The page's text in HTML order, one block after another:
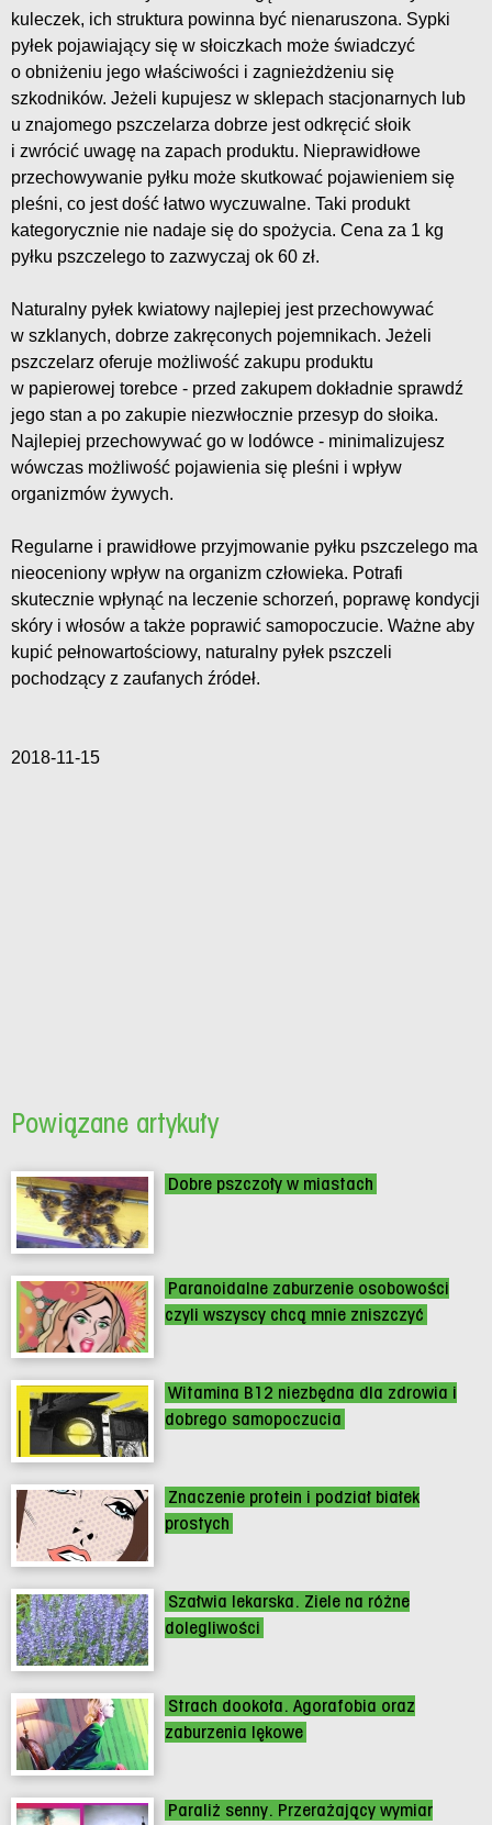
kuleczek, ich struktura powinna być nienaruszona. Sypki
pyłek pojawiający się w słoiczkach może świadczyć
o obniżeniu jego właściwości i zagnieżdżeniu się
szkodników. Jeżeli kupujesz w sklepach stacjonarnych lub
u znajomego pszczelarza dobrze jest odkręcić słoik
i zwrócić uwagę na zapach produktu. Nieprawidłowe
przechowywanie pyłku może skutkować pojawieniem się
pleśni, co jest dość łatwo wyczuwalne. Taki produkt
kategorycznie nie nadaje się do spożycia. Cena za 1 kg
pyłku pszczelego to zazwyczaj ok 60 zł.
Naturalny pyłek kwiatowy najlepiej jest przechowywać
w szklanych, dobrze zakręconych pojemnikach. Jeżeli
pszczelarz oferuje możliwość zakupu produktu
w papierowej torebce - przed zakupem dokładnie sprawdź
jego stan a po zakupie niezwłocznie przesyp do słoika.
Najlepiej przechowywać go w lodówce - minimalizujesz
wówczas możliwość pojawienia się pleśni i wpływ
organizmów żywych.
Regularne i prawidłowe przyjmowanie pyłku pszczelego ma
nieoceniony wpływ na organizm człowieka. Potrafi
skutecznie wpłynąć na leczenie schorzeń, poprawę kondycji
skóry i włosów a także poprawić samopoczucie. Ważne aby
kupić pełnowartościowy, naturalny pyłek pszczeli
pochodzący z zaufanych źródeł.
2018-11-15
Powiązane artykuły
Dobre pszczoły w miastach
Paranoidalne zaburzenie osobowości
czyli wszyscy chcą mnie zniszczyć
Witamina B12 niezbędna dla zdrowia i
dobrego samopoczucia
Znaczenie protein i podział białek
prostych
Szałwia lekarska. Ziele na różne
dolegliwości
Strach dookoła. Agorafobia oraz
zaburzenia lękowe
Paraliż senny. Przerażający wymiar